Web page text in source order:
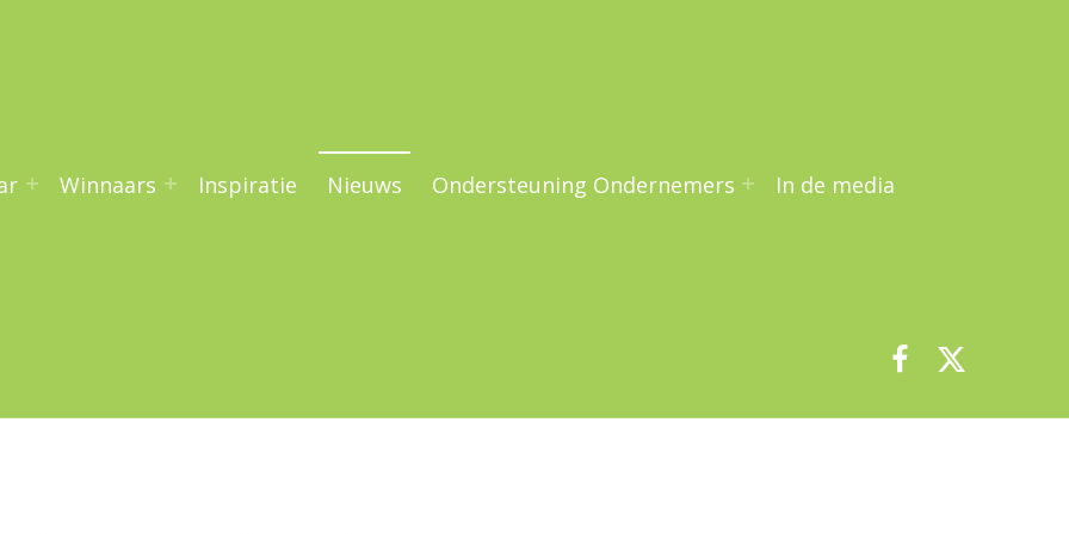
Winnaars Inspiratie Nieuws Ondersteuning Ondernemers In de media